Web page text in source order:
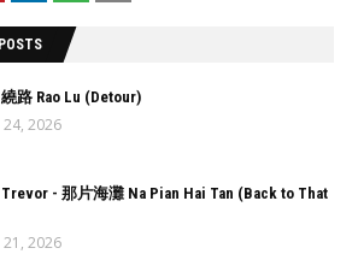
路 Rao Lu (Detour)
2026
- 那片海灘 Na Pian Hai Tan (Back to That
2026